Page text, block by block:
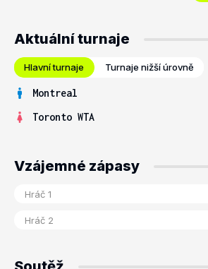
Aktuální turnaje
Hlavní turnaje Turnaje nižší úrovně
Montreal
Toronto WTA
Vzájemné zápasy